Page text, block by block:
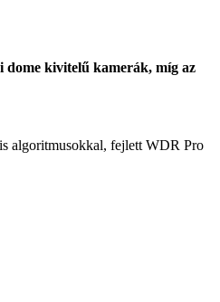
kivitelű kamerák, míg az
algoritmusokkal, fejlett WDR Pro